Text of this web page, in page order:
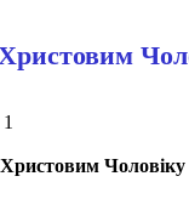
1
Чоловіку